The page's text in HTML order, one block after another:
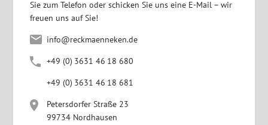
Sie zum Telefon oder schicken Sie uns eine E-Mail – wir
freuen uns auf Sie!
info@reckmaenneken.de
+49 (0) 3631 46 18 680
+49 (0) 3631 46 18 681
Petersdorfer Straße 23
99734 Nordhausen